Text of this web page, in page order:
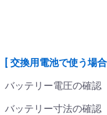
[ 交換用電池で使う場
バッテリー電圧の確認
バッテリー寸法の確認